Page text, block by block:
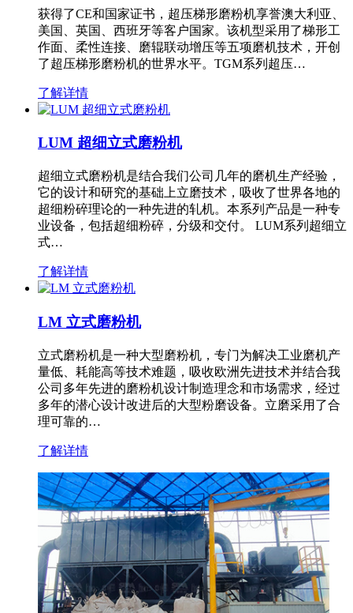
获得了CE和国家证书，超压梯形磨粉机享誉澳大利亚、
美国、英国、西班牙等客户国家。该机型采用了梯形工
作面、柔性连接、磨辊联动增压等五项磨机技术，开创
了超压梯形磨粉机的世界水平。TGM系列超压…
了解详情
LUM 超细立式磨粉机
超细立式磨粉机是结合我们公司几年的磨机生产经验，
它的设计和研究的基础上立磨技术，吸收了世界各地的
超细粉碎理论的一种先进的轧机。本系列产品是一种专
业设备，包括超细粉碎，分级和交付。 LUM系列超细立
式…
了解详情
LM 立式磨粉机
立式磨粉机是一种大型磨粉机，专门为解决工业磨机产
量低、耗能高等技术难题，吸收欧洲先进技术并结合我
公司多年先进的磨粉机设计制造理念和市场需求，经过
多年的潜心设计改进后的大型粉磨设备。立磨采用了合
理可靠的…
了解详情